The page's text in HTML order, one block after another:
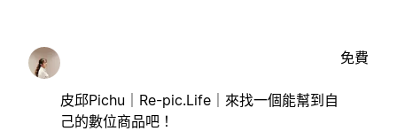
皮邱Pichu｜Re-pic.Life｜來找一個能幫到自
己的數位商品吧！
免費